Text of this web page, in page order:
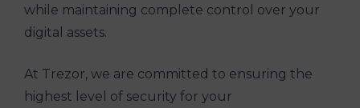
while maintaining complete control over your
digital assets.
At Trezor, we are committed to ensuring the
highest level of security for your